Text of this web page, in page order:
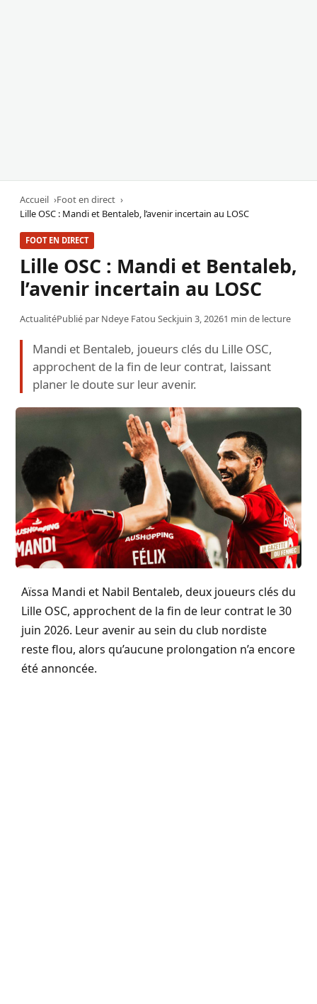
Accueil
Foot en direct
Lille OSC : Mandi et Bentaleb, l’avenir incertain au LOSC
FOOT EN DIRECT
Lille OSC : Mandi et Bentaleb,
l’avenir incertain au LOSC
ActualitéPublié par Ndeye Fatou Seckjuin 3, 20261 min de lecture
Mandi et Bentaleb, joueurs clés du Lille OSC,
approchent de la fin de leur contrat, laissant
planer le doute sur leur avenir.
Aïssa Mandi et Nabil Bentaleb, deux joueurs clés du
Lille OSC, approchent de la fin de leur contrat le 30
juin 2026. Leur avenir au sein du club nordiste
reste flou, alors qu’aucune prolongation n’a encore
été annoncée.